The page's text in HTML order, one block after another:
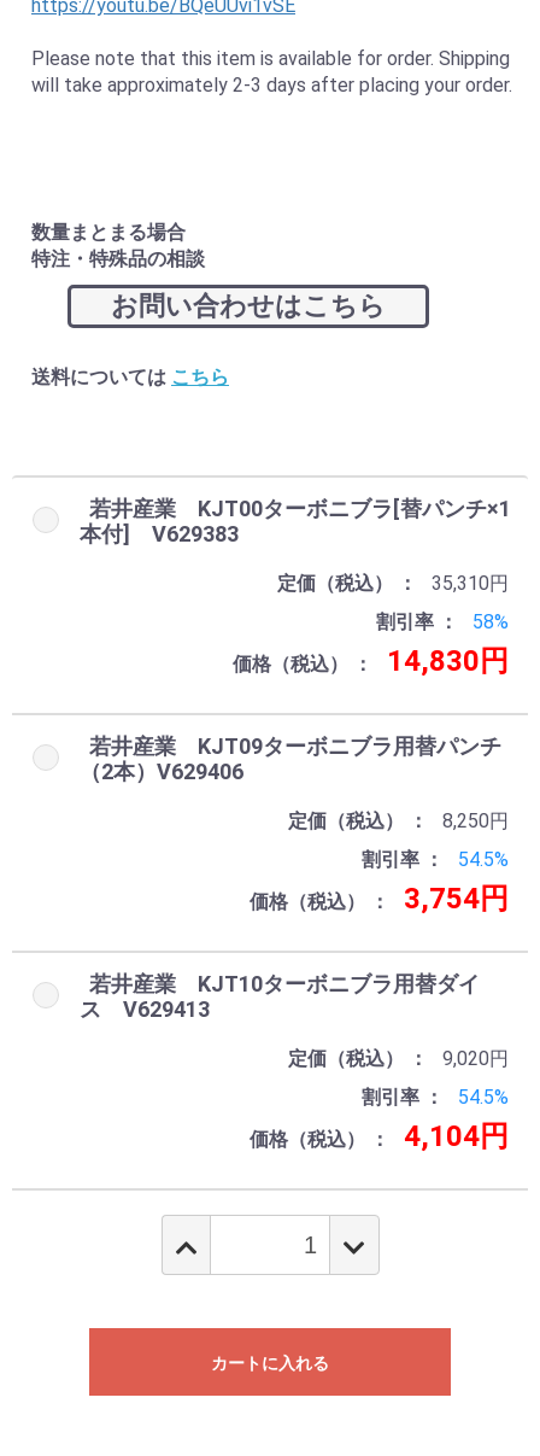
https://youtu.be/BQeUUvi1vSE
Please note that this item is available for order. Shipping
will take approximately 2-3 days after placing your order.
数量まとまる場合
特注・特殊品の相談
お問い合わせはこちら
送料については こちら
若井産業 KJT00ターボニブラ[替パンチ×1
本付] V629383
定価（税込）
35,310円
割引率
58%
価格（税込）
14,830円
若井産業 KJT09ターボニブラ用替パンチ
（2本）V629406
定価（税込）
8,250円
割引率
54.5%
価格（税込）
3,754円
若井産業 KJT10ターボニブラ用替ダイ
ス V629413
定価（税込）
9,020円
割引率
54.5%
価格（税込）
4,104円
カートに入れる
お買い物を続ける カートへ進む